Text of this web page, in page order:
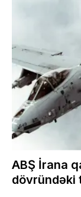
ABŞ İrana
dövründəki